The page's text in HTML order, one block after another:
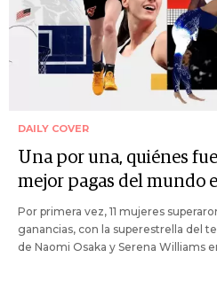
DAILY COVER
Una por una, quiénes
mejor pagas del mundo
Por primera vez, 11 mujeres
ganancias, con la superestrella del
de Naomi Osaka y Serena Williams